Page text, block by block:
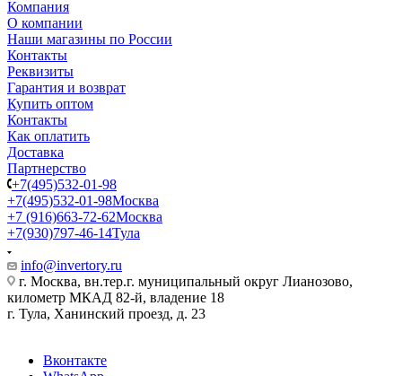
Компания
О компании
Наши магазины по России
Контакты
Реквизиты
Гарантия и возврат
Купить оптом
Контакты
Как оплатить
Доставка
Партнерство
+7(495)532-01-98
+7(495)532-01-98Москва
+7 (916)663-72-62Москва
+7(930)797-46-14Тула
info@invertory.ru
г. Москва, вн.тер.г. муниципальный округ Лианозово,
километр МКАД 82-й, владение 18
г. Тула, Ханинский проезд, д. 23
Вконтакте